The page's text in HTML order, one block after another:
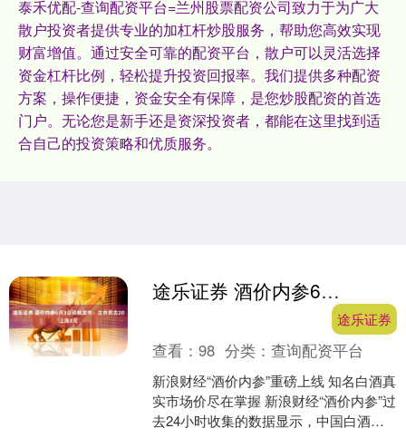
泰禾优配-查询配资平台=兰州股票配资公司致力于为广大
散户投资者提供专业的加杠杆炒股服务，帮助您高效实现
财富增值。通过安全可靠的配资平台，散户可以灵活选择
资金杠杆比例，轻松提升投资回报率。我们提供多种配资
方案，操作便捷，资金安全有保障，是您炒股配资的首选
门户。无论您是新手还是资深投资者，都能在这里找到适
合自己的投资策略和优质服务。
途乐证券 酒价内参6月3日价格发布：古井贡古20上涨3元
途乐证券
查看：98 分类：查询配资平台
新浪财经“酒价内参”重磅上线 知名白酒真
实市场价尽在掌握 新浪财经“酒价内参”过
去24小时收集的数据显示，中国白酒市